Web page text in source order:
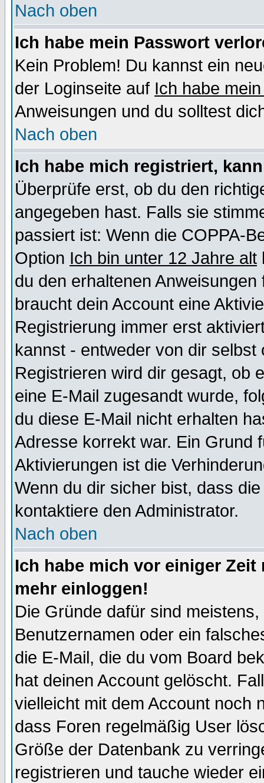
Nach oben
Ich habe mein Passwort
Kein Problem! Du kannst ein
der Loginseite auf Ich habe
Anweisungen und du solltest
Nach oben
Ich habe mich registriert,
Überprüfe erst, ob du den
angegeben hast. Falls sie
passiert ist: Wenn die COPPA-
Option Ich bin unter 12 Jahre alt
du den erhaltenen
braucht dein Account eine
Registrierung immer erst
kannst - entweder von dir selbst
Registrieren wird dir gesagt, ob
eine E-Mail zugesandt wurde,
du diese E-Mail nicht erhalten
Adresse korrekt war. Ein Grund
Aktivierungen ist die
Wenn du dir sicher bist, dass
kontaktiere den Administrator.
Nach oben
Ich habe mich vor einiger
mehr einloggen!
Die Gründe dafür sind
Benutzernamen oder ein
die E-Mail, die du vom Board
hat deinen Account gelöscht.
vielleicht mit dem Account noch
dass Foren regelmäßig User
Größe der Datenbank zu
registrieren und tauche wieder